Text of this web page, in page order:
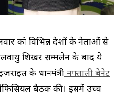
को विभिन्न देशों के नेताओं से
शिखर सम्मलेन के बाद ये
के प्रधानमंत्रीनफ्ताली बेनेट
बैठक की। इसमें उच्च